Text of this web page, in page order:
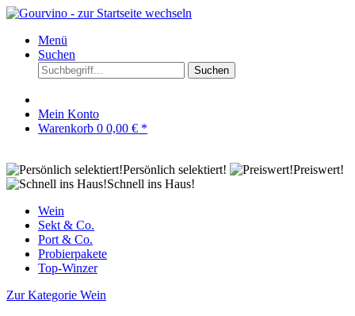
Menü
Suchen
Suchen
Mein Konto
Warenkorb 0 0,00 € *
Persönlich selektiert!
Preiswert!
Schnell ins Haus!
Wein
Sekt & Co.
Port & Co.
Probierpakete
Top-Winzer
Zur Kategorie Wein